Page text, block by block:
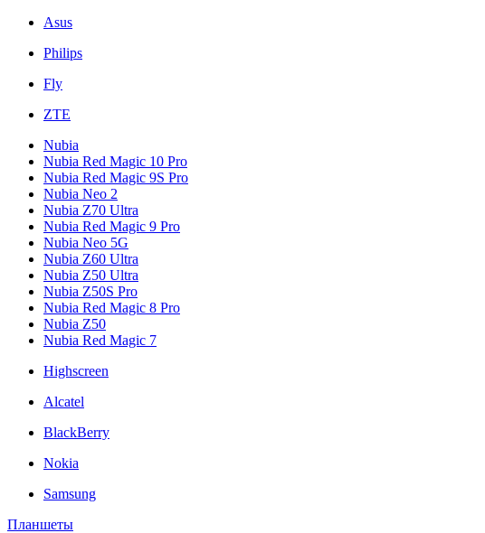
Asus
Philips
Fly
ZTE
Nubia
Nubia Red Magic 10 Pro
Nubia Red Magic 9S Pro
Nubia Neo 2
Nubia Z70 Ultra
Nubia Red Magic 9 Pro
Nubia Neo 5G
Nubia Z60 Ultra
Nubia Z50 Ultra
Nubia Z50S Pro
Nubia Red Magic 8 Pro
Nubia Z50
Nubia Red Magic 7
Highscreen
Alcatel
BlackBerry
Nokia
Samsung
Планшеты